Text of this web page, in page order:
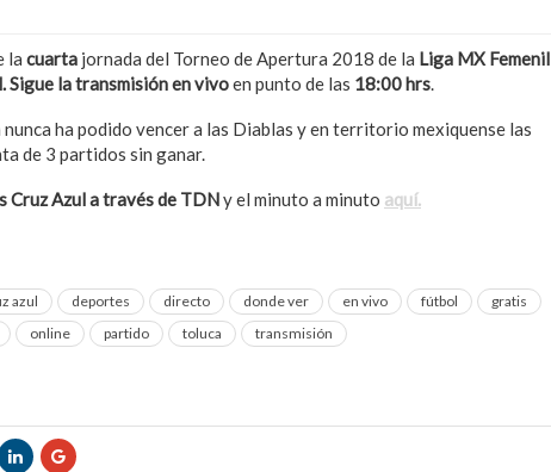
la cuarta jornada del Torneo de Apertura 2018 de la Liga MX Femenil
Sigue la transmisión en vivoen punto de las 18:00 hrs.
nunca ha podido vencer a las Diablas y en territorio mexiquense las
de 3 partidos sin ganar.
Cruz Azul a través de TDNy el minuto a minuto aquí.
azul deportes directo donde ver en vivo fútbol
gratis
online partido toluca transmisión